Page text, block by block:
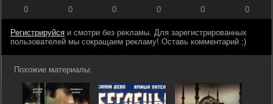
0 0 0 0 0 0
Регистрируйся и смотри без рекламы. Для зарегистрированных
пользователей мы сокращаем рекламу! Оставь комментарий ;)
Похожие материалы: